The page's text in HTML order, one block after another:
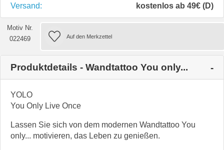
Versand:
kostenlos ab 49€ (D)
Motiv Nr.
022469
Produktdetails - Wandtattoo You only...
YOLO
You Only Live Once
Lassen Sie sich von dem modernen Wandtattoo You
only... motivieren, das Leben zu genießen.